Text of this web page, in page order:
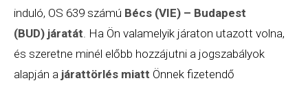
induló, OS 639 számú Bécs (VIE) – Budapest
(BUD) járatát . Ha Ön valamelyik járaton utazott volna,
és szeretne minél előbb hozzájutni a jogszabályok
alapján a járattörlés miatt Önnek fizetendő